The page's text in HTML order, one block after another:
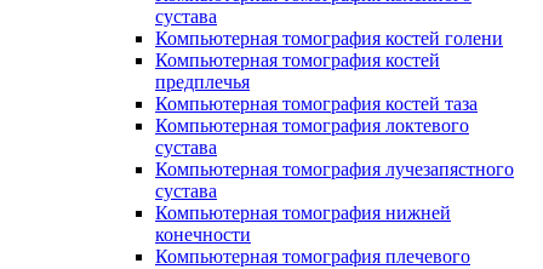
сустава
Компьютерная томография костей голени
Компьютерная томография костей
предплечья
Компьютерная томография костей таза
Компьютерная томография локтевого
сустава
Компьютерная томография лучезапястного
сустава
Компьютерная томография нижней
конечности
Компьютерная томография плечевого